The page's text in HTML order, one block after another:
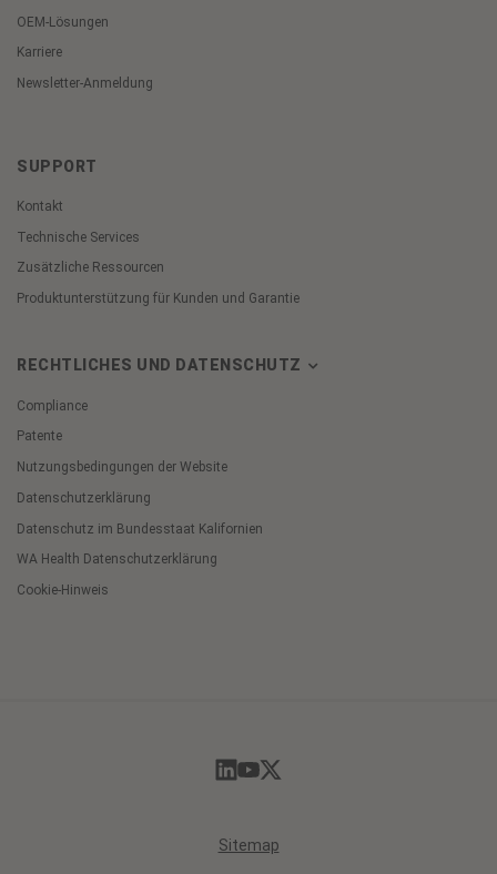
OEM-Lösungen
Karriere
Newsletter-Anmeldung
SUPPORT
Kontakt
Technische Services
Zusätzliche Ressourcen
Produktunterstützung für Kunden und Garantie
RECHTLICHES UND DATENSCHUTZ
Compliance
Patente
Nutzungsbedingungen der Website
Datenschutzerklärung
Datenschutz im Bundesstaat Kalifornien
WA Health Datenschutzerklärung
Cookie-Hinweis
Sitemap